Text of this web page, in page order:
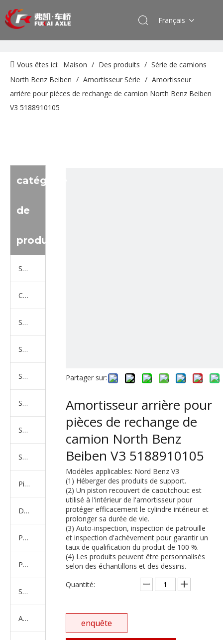
Français
Vous êtes ici: Maison / Des produits / Série de camions
North Benz Beiben / Amortisseur Série / Amortisseur
arrière pour pièces de rechange de camion North Benz Beiben
V3 5188910105
catégorie
de
produit
Série de camions Sinotruk
Camion Shacman Série
Série de camions SAIC-lveco Hongyan
Série de camions Foton Auman
Série de camions FAW Jiefang
Série de camions Dongfeng
Série de camions North Benz Beiben
Série de camions américains, européens et japonais
Pièces de rechange de machines d'ingénierie de camion minier
D'autres séries de camions
Produits d'essieux
Produits de support de châssis
Série de suspension équilibrée
Amortisseur Série
Partager sur:
Amortisseur arrière pour
pièces de rechange de
camion North Benz
Beiben V3 5188910105
Modèles applicables: Nord Benz V3
(1) Héberger des produits de support.
(2) Un piston recouvert de caoutchouc est
utilisé à l'intérieur de l'amortisseur pour
protéger efficacement le cylindre intérieur et
prolonger sa durée de vie.
(3) Auto-inspection, inspection de patrouille
et inspection d'achèvement pour garantir un
taux de qualification du produit de 100 %.
(4) Les produits peuvent être personnalisés
selon des échantillons et des dessins.
Quantité:
enquête